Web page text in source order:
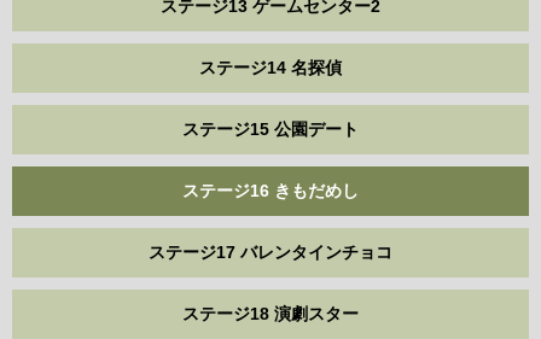
ステージ13 ゲームセンター2
ステージ14 名探偵
ステージ15 公園デート
ステージ16 きもだめし
ステージ17 バレンタインチョコ
ステージ18 演劇スター